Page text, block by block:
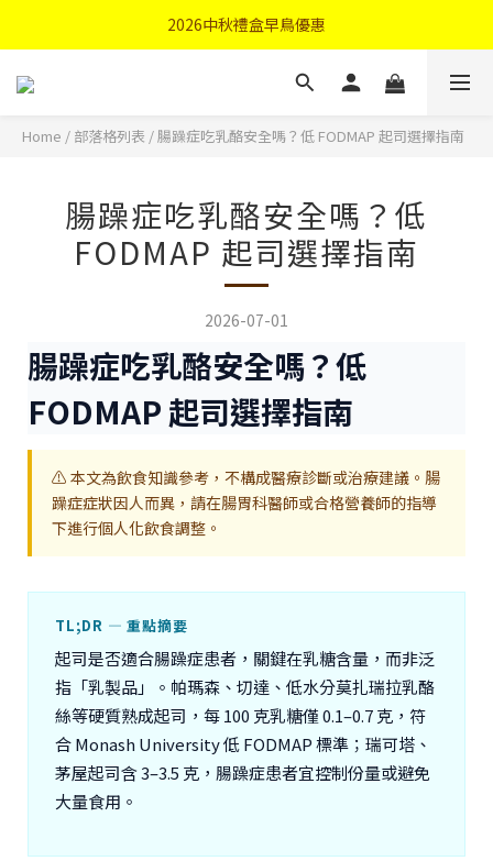
首購優惠輸入"N50"現折50元
2026中秋禮盒早鳥優惠
首購優惠輸入"N50"現折50元
Home / 部落格列表 /腸躁症吃乳酪安全嗎？低 FODMAP 起司選擇指南
腸躁症吃乳酪安全嗎？低
FODMAP 起司選擇指南
2026-07-01
腸躁症吃乳酪安全嗎？低
FODMAP 起司選擇指南
⚠️ 本文為飲食知識參考，不構成醫療診斷或治療建議。腸
躁症症狀因人而異，請在腸胃科醫師或合格營養師的指導
下進行個人化飲食調整。
TL;DR — 重點摘要
起司是否適合腸躁症患者，關鍵在乳糖含量，而非泛
指「乳製品」。帕瑪森、切達、低水分莫扎瑞拉乳酪
絲等硬質熟成起司，每 100 克乳糖僅 0.1–0.7 克，符
合 Monash University 低 FODMAP 標準；瑞可塔、
茅屋起司含 3–3.5 克，腸躁症患者宜控制份量或避免
大量食用。